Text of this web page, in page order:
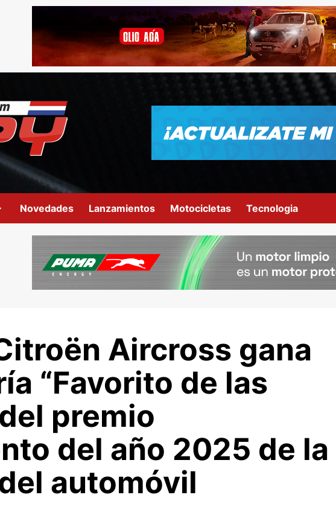
Novedades Lanzamientos Motocicletas Tecnologia
Aircross gana
“Favorito de las
premio
del año 2025 de la
automóvil